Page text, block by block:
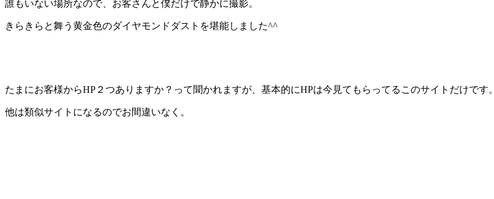
誰もいない場所なので、お客さんと僕だけで静かに撮影。
きらきらと舞う黄金色のダイヤモンドダストを堪能しました^^
たまにお客様からHP２つありますか？って聞かれますが、基本的にHPは今見てもらってるこのサイトだけです。
他は類似サイトになるのでお間違いなく。